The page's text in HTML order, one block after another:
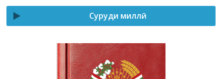
Суруди миллӣ